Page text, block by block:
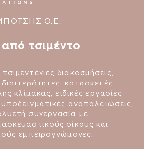
Ο.Ε.
από τσιμέντο
διακοσμήσεις,
κατασκευές
κλίμακας, ειδικές εργασίες
υποδειγματικές αναπαλαιώσεις,
συνεργασία με
οίκους και
εμπειρογνώμονες.